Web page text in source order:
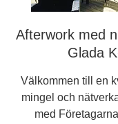
Afterwork med
Glada
Välkommen till en
mingel och
med